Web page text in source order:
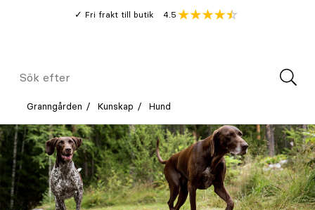
Fri frakt till butik
Genomsnitt
4.5
Meny
Sök
Granngården Kunskap Hund